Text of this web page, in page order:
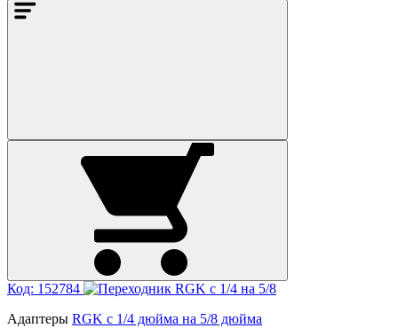
Код: 152784
Адаптеры RGK с 1/4 дюйма на 5/8 дюйма